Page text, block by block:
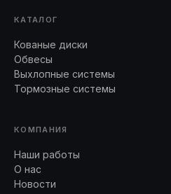
КАТАЛОГ
Кованые диски
Обвесы
Выхлопные системы
Тормозные системы
КОМПАНИЯ
Наши работы
О нас
Новости